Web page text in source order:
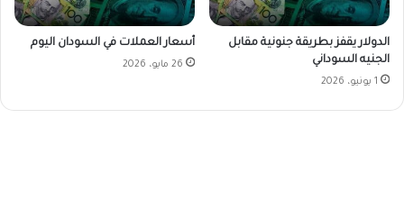
الدولار يقفز بطريقة جنونية مقابل
الجنيه السوداني
1 يونيو، 2026
أسعار العملات في السودان اليوم
26 مايو، 2026